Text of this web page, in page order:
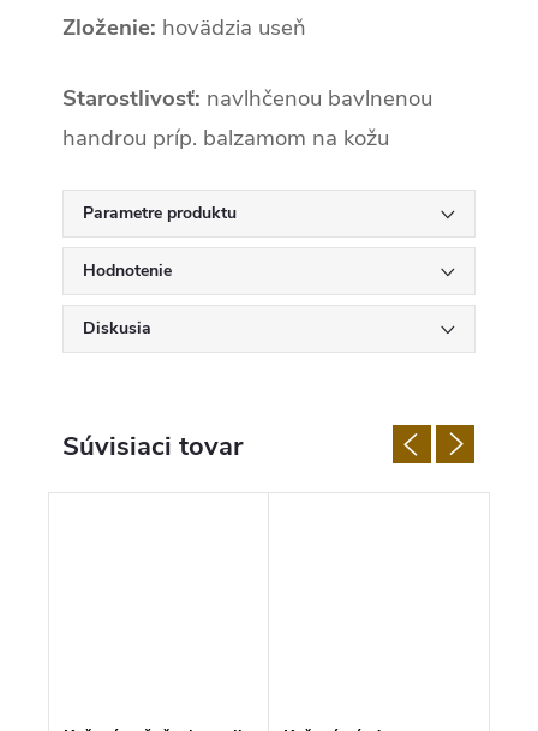
Zloženie: hovädzia useň
Starostlivosť: navlhčenou bavlnenou
handrou príp. balzamom na kožu
Parametre produktu
Hodnotenie
Diskusia
Súvisiaci tovar